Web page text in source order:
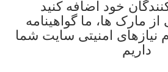
مارک ها، ما گواهینامه
نیازهای امنیتی سایت شما
داریم